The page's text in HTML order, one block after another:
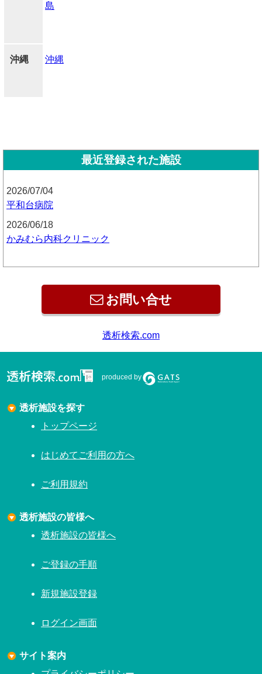
島
沖縄 沖縄
最近登録された施設
2026/07/04
平和台病院
2026/06/18
かみむら内科クリニック
お問い合せ
透析検索.com
produced by
透析施設を探す
トップページ
はじめてご利用の方へ
ご利用規約
透析施設の皆様へ
透析施設の皆様へ
ご登録の手順
新規施設登録
ログイン画面
サイト案内